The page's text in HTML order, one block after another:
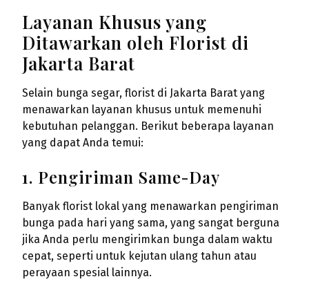
Layanan Khusus yang
Ditawarkan oleh Florist di
Jakarta Barat
Selain bunga segar, florist di Jakarta Barat yang
menawarkan layanan khusus untuk memenuhi
kebutuhan pelanggan. Berikut beberapa layanan
yang dapat Anda temui:
1. Pengiriman Same-Day
Banyak florist lokal yang menawarkan pengiriman
bunga pada hari yang sama, yang sangat berguna
jika Anda perlu mengirimkan bunga dalam waktu
cepat, seperti untuk kejutan ulang tahun atau
perayaan spesial lainnya.